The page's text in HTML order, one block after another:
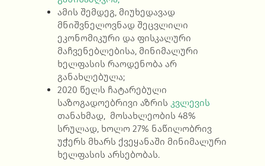
ამის შემდეგ, მიუხედავად
მნიშვნელოვნად შეცვლილი
ეკონომიკური და ფისკალური
მაჩვენებლებისა, მინიმალური
ხელფასის რაოდენობა არ
განახლებულა;
2020 წელს ჩატარებული
საზოგადოებრივი აზრის კვლევის
თანახმად, მოსახლეობის 48%
სრულად, ხოლო 27% ნაწილობრივ
უჭერს მხარს ქვეყანაში მინიმალური
ხელფასის არსებობას.